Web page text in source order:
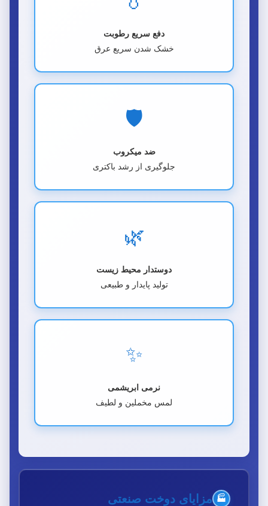
دفع سریع رطوبت
خشک شدن سریع عرق
🛡️
ضد میکروب
جلوگیری از رشد باکتری
🌿
دوستدار محیط زیست
تولید پایدار و طبیعی
✨
نرمی ابریشمی
لمس مخملین و لطیف
🏭 مزایای دوخت صنعتی